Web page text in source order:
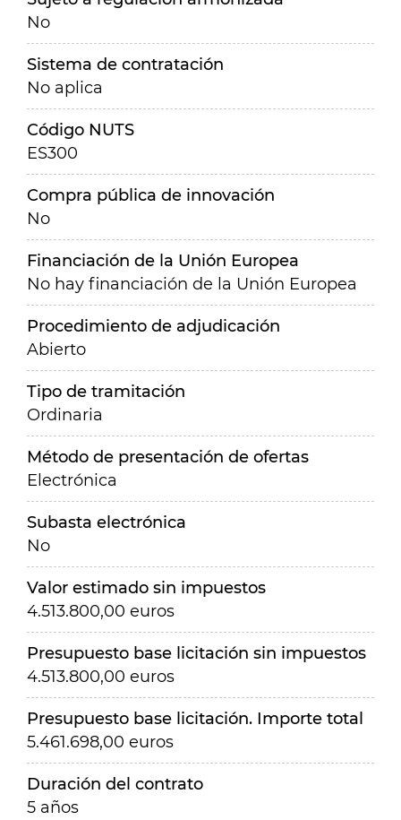
No
Sistema de contratación
No aplica
Código NUTS
ES300
Compra pública de innovación
No
Financiación de la Unión Europea
No hay financiación de la Unión Europea
Procedimiento de adjudicación
Abierto
Tipo de tramitación
Ordinaria
Método de presentación de ofertas
Electrónica
Subasta electrónica
No
Valor estimado sin impuestos
4.513.800,00 euros
Presupuesto base licitación sin impuestos
4.513.800,00 euros
Presupuesto base licitación. Importe total
5.461.698,00 euros
Duración del contrato
5 años